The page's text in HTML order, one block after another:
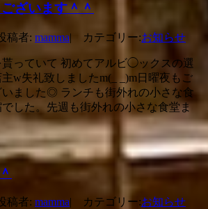
ざいます＾＾
稿者: mamma| カテゴリー:お知らせ
っていて 初めてアルビ◯ックスの選
w失礼致しましたm(_ _)m日曜夜もご
ました◎ ランチも街外れの小さな食
した。先週も街外れの小さな食堂ま
稿者: mamma| カテゴリー:お知らせ